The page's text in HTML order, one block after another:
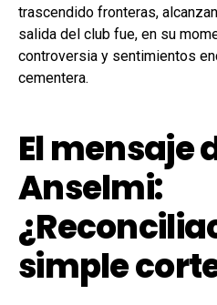
trascendido fronteras,
salida del club fue, en su
controversia y sentimientos
cementera.
El mensaje
Anselmi:
simple